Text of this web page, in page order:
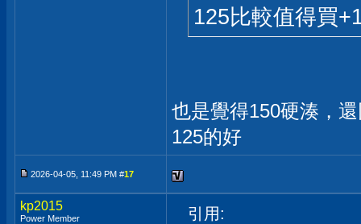
125比較值得買
也是覺得150硬湊，
125的好
2026-04-05, 11:49 PM #17
kp2015
Power Member 引用: